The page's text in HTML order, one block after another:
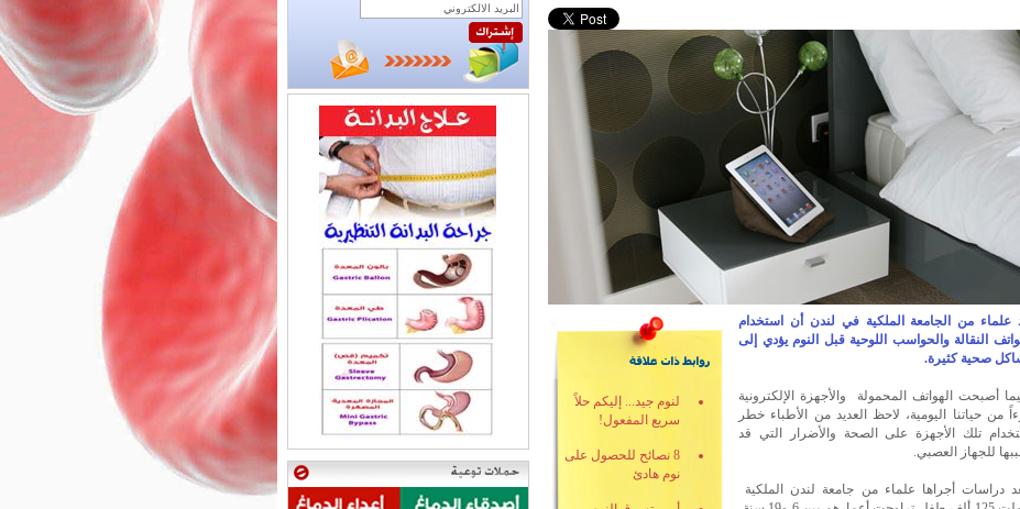
لنوم جيد... إليكم حلاً
سريع المفعول!
8 نصائح للحصول على
نوم هادئ
علماء من الجامعة الملكية في لندن أن استخدام
النقالة والحواسب اللوحية قبل النوم يؤدي إلى
صحية كثيرة.
أصبحت الهواتف المحمولة والأجهزة الإلكترونية
من حياتنا اليومية، لاحظ العديد من الأطباء خطر
تلك الأجهزة على الصحة والأضرار التي قد
للجهاز العصبي.
دراسات أجراها علماء من جامعة لندن الملكية